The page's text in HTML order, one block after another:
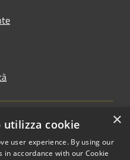
Copyright © 2026 • Comune di
Monchio delle Corti • Powered
×
utilizza cookie
user experience. By using our
in accordance with our Cookie